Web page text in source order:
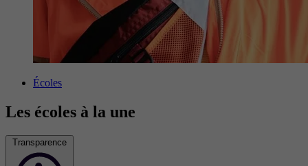
Écoles
Les écoles à la une
Transparence